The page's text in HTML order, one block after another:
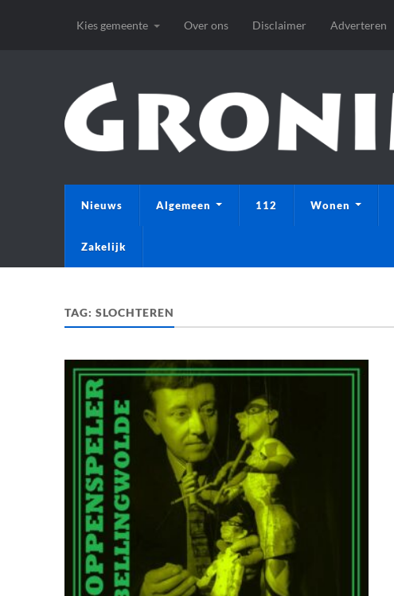
Kies gemeente Over ons Disclaimer Adverteren
Nieuws Algemeen 112 Wonen
Zakelijk
TAG: SLOCHTEREN